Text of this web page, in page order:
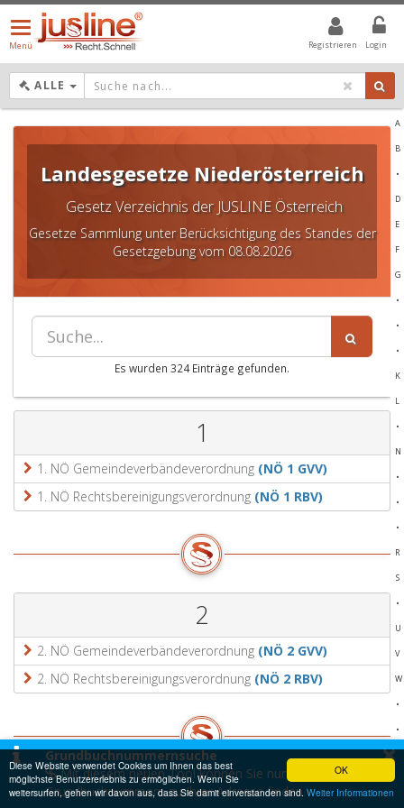
OK
Diese Website verwendet Cookies um Ihnen das best
möglichste Benutzererlebnis zu ermöglichen. Wenn Sie
weitersurfen, gehen wir davon aus, dass Sie damit einverstanden sind.Weiter Informationen
Registrieren Login
Menü
öffnen/schließen
Menü
ALLE DROPDOWN: GEWÄHLTER WERT IST ALLE
Landesgesetze Niederösterreich
Gesetz Verzeichnis der JUSLINE Österreich
Gesetze Sammlung unter Berücksichtigung des Standes der
Gesetzgebung vom 08.08.2026
Es wurden 324 Einträge gefunden.
1
1. NÖ Gemeindeverbändeverordnung (NÖ 1 GVV)
1. NÖ Rechtsbereinigungsverordnung (NÖ 1 RBV)
2
2. NÖ Gemeindeverbändeverordnung (NÖ 2 GVV)
2. NÖ Rechtsbereinigungsverordnung (NÖ 2 RBV)
3
A
B
•
D
E
F
G
•
•
•
K
L
•
N
•
•
•
R
S
•
U
V
W
•
•
×
Grundbuchnummernsuche
Mit diesem neuen Tool können Sie nun
Grundbuchnummern zu Ihrer Adresse finden.